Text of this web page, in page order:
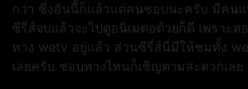
กว่า ซึ่งอันนี้ก็แล้วแต่คนชอบนะครับ มีคนแ
ซีรี่ส์จบแล้วจะไปดูอนิเมต่อด้วยก็ดี เพราะ
ทาง wetv อยู่แล้ว ส่วนซีรี่ส์นี่มีให้ชมทั้ง
เลยครับ ชอบทางไหนก็เชิญตามสะดวกเลย